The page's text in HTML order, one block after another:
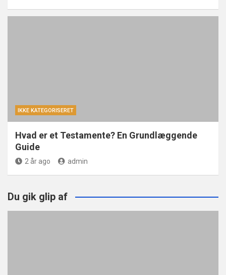
IKKE KATEGORISERET
Hvad er et Testamente? En Grundlæggende
Guide
2 år ago admin
Du gik glip af